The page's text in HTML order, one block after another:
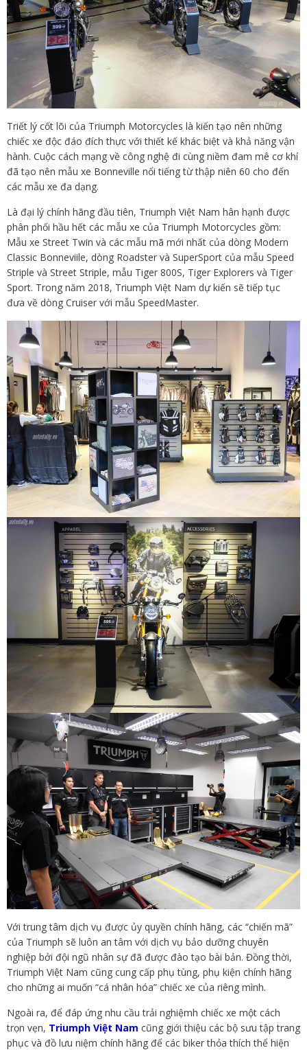
Triết lý cốt lõi của Triumph Motorcycles là kiến tạo nên những
chiếc xe độc đáo đích thực với thiết kế khác biệt và khả năng vận
hành. Cuộc cách mạng về công nghệ đi cùng niềm đam mê cơ khí
đã tạo nên mẫu xe Bonneville nổi tiếng từ thập niên 60 cho đến
các mẫu xe đa dạng.
Là đại lý chính hãng đầu tiên, Triumph Việt Nam hân hạnh được
phân phối hầu hết các mẫu xe của Triumph Motorcycles gồm:
Mẫu xe Street Twin và các mẫu mã mới nhất của dòng Modern
Classic Bonneviile, dòng Roadster và SuperSport của mẫu Speed
Striple và Street Striple, mẫu Tiger 800S, Tiger Explorers và Tiger
Sport. Trong năm 2018, Triumph Việt Nam dự kiến sẽ tiếp tục
đưa về dòng Cruiser với mẫu SpeedMaster.
Với trung tâm dịch vụ được ủy quyền chính hãng, các “chiến mã”
của Triumph sẽ luôn an tâm với dịch vụ bảo dưỡng chuyên
nghiệp bởi đội ngũ nhân sự đã được đào tạo bài bản. Đồng thời,
Triumph Việt Nam cũng cung cấp phụ tùng, phụ kiện chính hãng
cho những ai muốn “cá nhân hóa” chiếc xe của riêng mình.
Ngoài ra, để đáp ứng nhu cầu trải nghiệmh chiếc xe một cách
trọn vẹn, Triumph Việt Nam cũng giới thiệu các bộ sưu tập trang
phục và đồ lưu niệm chính hãng để các biker thỏa thích thể hiện